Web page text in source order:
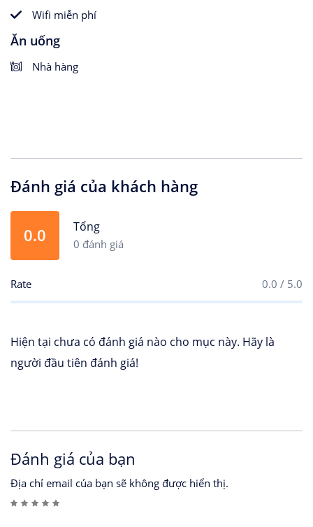
Wifi miễn phí
Ăn uống
Nhà hàng
Đánh giá của khách hàng
0.0 Tổng
0 đánh giá
Rate 0.0 / 5.0
Hiện tại chưa có đánh giá nào cho mục này. Hãy là
người đầu tiên đánh giá!
Đánh giá của bạn
Địa chỉ email của bạn sẽ không được hiển thị.